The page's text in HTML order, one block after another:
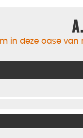
in deze oase